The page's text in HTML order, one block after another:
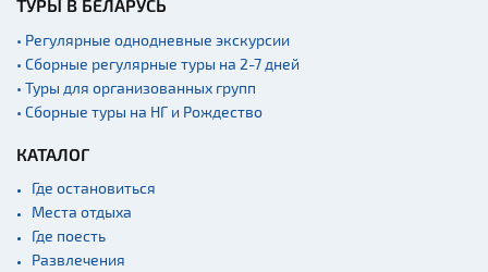
Родовые усадьбы
Садово-парковая
архитектура
людям
Кладбище
Монастыри
ТУРЫ В БЕЛАРУСЬ
• Регулярные однодневные экскурсии
• Сборные регулярные туры на 2-7 дней
• Туры для организованных групп
• Сборные туры на НГ и Рождество
КАТАЛОГ
Где остановиться
Места отдыха
Где поесть
Развлечения